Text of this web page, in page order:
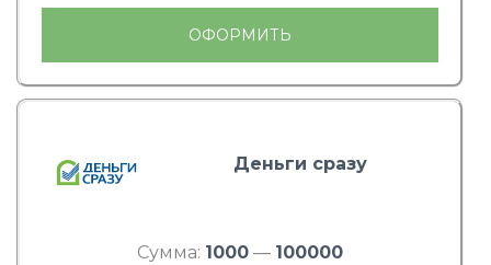
ОФОРМИТЬ
Деньги сразу
Сумма: 1000 — 100000